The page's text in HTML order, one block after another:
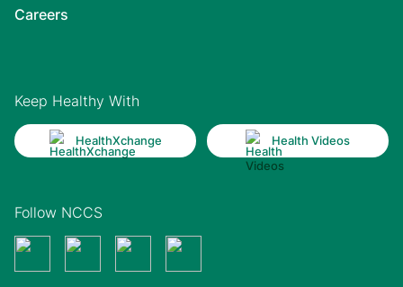
Careers
Keep Healthy With
HealthXchange Health Videos
Follow NCCS